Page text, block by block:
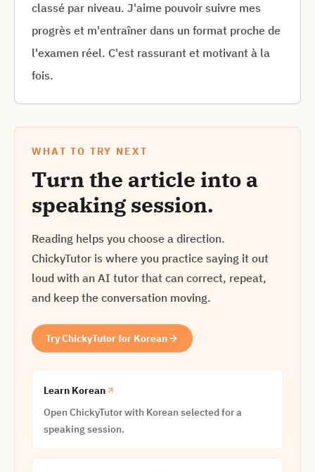
classé par niveau. J'aime pouvoir suivre mes
progrès et m'entraîner dans un format proche de
l'examen réel. C'est rassurant et motivant à la
fois.
WHAT TO TRY NEXT
Turn the article into a
speaking session.
Reading helps you choose a direction.
ChickyTutor is where you practice saying it out
loud with an AI tutor that can correct, repeat,
and keep the conversation moving.
Try ChickyTutor for Korean
Learn Korean
Open ChickyTutor with Korean selected for a
speaking session.